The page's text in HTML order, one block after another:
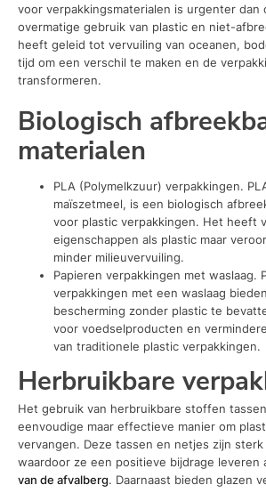
voor verpakkingsmaterialen is urgenter
overmatige gebruik van plastic en niet-
heeft geleid tot vervuiling van oceanen,
tijd om een verschil te maken en de
transformeren.
Biologisch
materialen
PLA (Polymelkzuur) verpakkingen.
maïszetmeel, is een biologisch
voor plastic verpakkingen. Het heeft
eigenschappen als plastic maar
minder milieuvervuiling.
Papieren verpakkingen met waslaag.
verpakkingen met een waslaag
bescherming zonder plastic te
voor voedselproducten en
van traditionele plastic verpakkingen.
Herbruikbare
Het gebruik van herbruikbare stoffen
eenvoudige maar effectieve manier om
vervangen. Deze tassen en netjes zijn sterk
waardoor ze een positieve bijdrage leveren
van de afvalberg. Daarnaast bieden glazen